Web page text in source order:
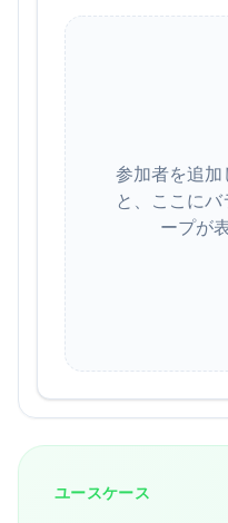
参加者を追
と、ここに
ープが
ユースケース